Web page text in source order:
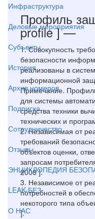
Инфраструктура
Деловые мероприятия
Субъекты
История
Архив номеров
Подписка
Сотрудничество
Отзывы
ЭНЦИКЛОПЕДИЯ
LEAK-БЕЗ
О НАС
Профиль
profile ]—
1. Совокупность
безопасности
реализованы в
информационной
Примечание.
для системы
средства техники
технических и
2. Независимая от
требований
объектов оценки,
запросам
2008 ].
3. Независимое от
потребностей в
некоторого типа
].